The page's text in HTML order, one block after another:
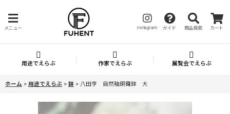
メニュー instagram ガイド 商品検索 カート
用途でえらぶ 作家でえらぶ 展覧会でえらぶ
ホーム > 用途でえらぶ > 鉢 > 八田亨 自然釉銅鑼鉢 大